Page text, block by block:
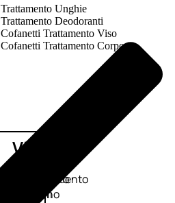
Trattamento Unghie
Trattamento Deodoranti
Cofanetti Trattamento Viso
Cofanetti Trattamento Corpo
Viso
Trattamento
viso giorno
Trattamento
occhi